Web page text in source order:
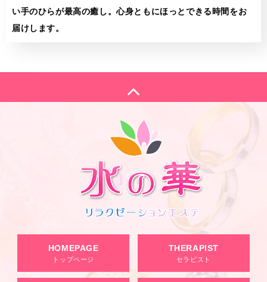
い手のひらが最高の癒し。心身ともにほっとできる時間をお
届けします。
HOMEPAGE
トップページ
THERAPIST
セラピスト